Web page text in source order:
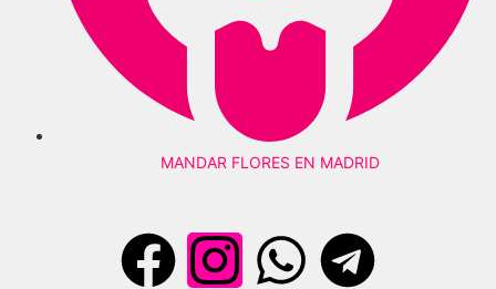
MANDAR FLORES EN MADRID